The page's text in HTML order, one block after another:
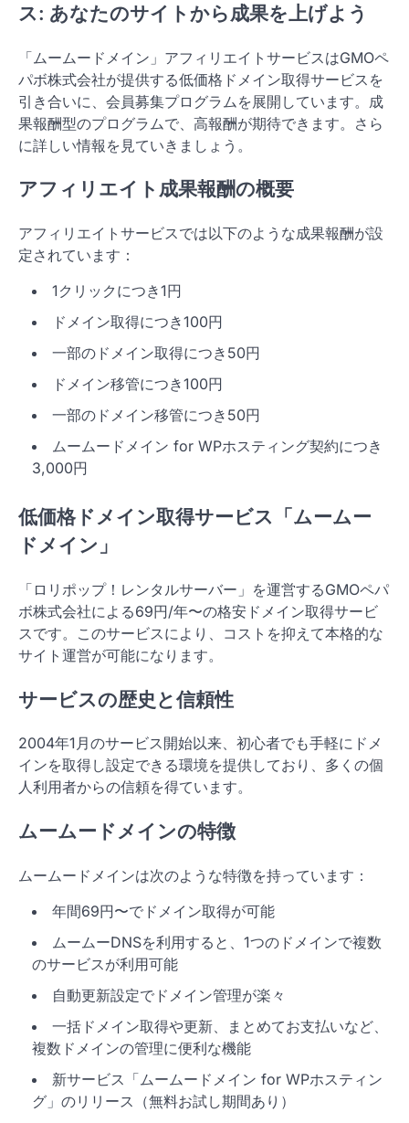
ス: あなたのサイトから成果を上げよう
「ムームードメイン」アフィリエイトサービスはGMOペ
パボ株式会社が提供する低価格ドメイン取得サービスを
引き合いに、会員募集プログラムを展開しています。成
果報酬型のプログラムで、高報酬が期待できます。さら
に詳しい情報を見ていきましょう。
アフィリエイト成果報酬の概要
アフィリエイトサービスでは以下のような成果報酬が設
定されています：
1クリックにつき1円
ドメイン取得につき100円
一部のドメイン取得につき50円
ドメイン移管につき100円
一部のドメイン移管につき50円
ムームードメイン for WPホスティング契約につき
3,000円
低価格ドメイン取得サービス「ムームー
ドメイン」
「ロリポップ！レンタルサーバー」を運営するGMOペパ
ボ株式会社による69円/年〜の格安ドメイン取得サービ
スです。このサービスにより、コストを抑えて本格的な
サイト運営が可能になります。
サービスの歴史と信頼性
2004年1月のサービス開始以来、初心者でも手軽にドメ
インを取得し設定できる環境を提供しており、多くの個
人利用者からの信頼を得ています。
ムームードメインの特徴
ムームードメインは次のような特徴を持っています：
年間69円〜でドメイン取得が可能
ムームーDNSを利用すると、1つのドメインで複数
のサービスが利用可能
自動更新設定でドメイン管理が楽々
一括ドメイン取得や更新、まとめてお支払いなど、
複数ドメインの管理に便利な機能
新サービス「ムームードメイン for WPホスティン
グ」のリリース（無料お試し期間あり）